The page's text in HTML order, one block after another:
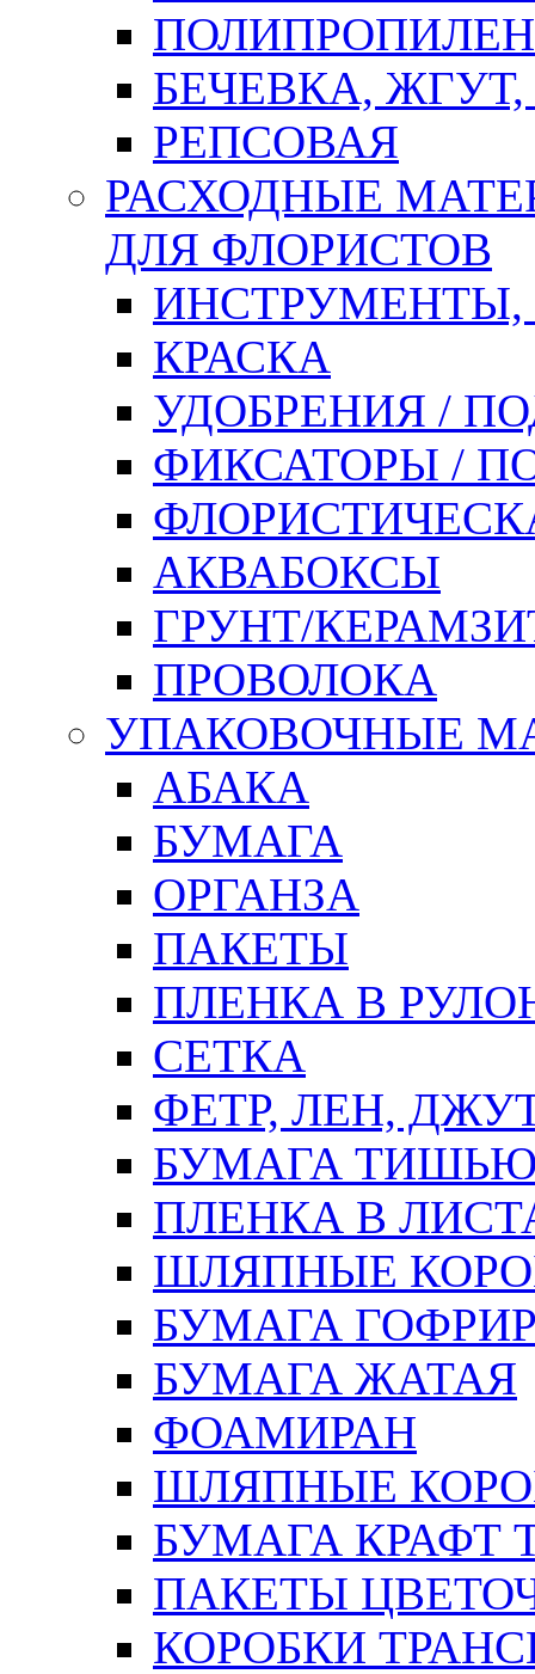
БЕЧЕВКА,
РЕПСОВАЯ
РАСХОДНЫЕ
ДЛЯ ФЛОРИСТОВ
ИНСТРУМЕНТЫ,
КРАСКА
УДОБРЕНИЯ /
ФИКСАТОРЫ /
АКВАБОКСЫ
ГРУНТ/
ПРОВОЛОКА
УПАКОВОЧНЫЕ
АБАКА
БУМАГА
ОРГАНЗА
ПАКЕТЫ
ПЛЕНКА В
СЕТКА
ФЕТР, ЛЕН,
БУМАГА
ПЛЕНКА В
ШЛЯПНЫЕ
БУМАГА
БУМАГА ЖАТАЯ
ФОАМИРАН
ШЛЯПНЫЕ
БУМАГА КРАФТ
ПАКЕТЫ
КОРОБКИ